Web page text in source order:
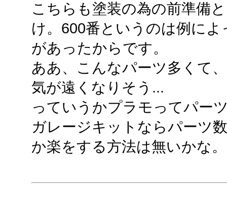
こちらも塗装の為の前準備
け。600番というのは例に
があったからです。
ああ、こんなパーツ多くて
気が遠くなりそう...
っていうかプラモってパー
ガレージキットならパーツ
か楽をする方法は無いかな。